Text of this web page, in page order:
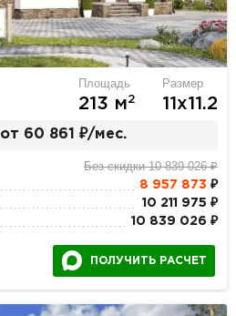
Площадь
213 м2
Размер
11х11.2
от 60 861 ₽/мес.
Без скидки 10 839 026 ₽
8 957 873 ₽
10 211 975 ₽
10 839 026 ₽
ПОЛУЧИТЬ РАСЧЕТ